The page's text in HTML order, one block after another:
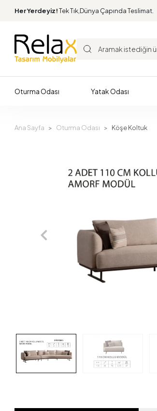
Her Yerdeyiz!Tek Tık,Dünya Çapında Teslimat.
Oturma Odası Yatak Odası
Ana Sayfa Oturma Odası Köşe Koltuk